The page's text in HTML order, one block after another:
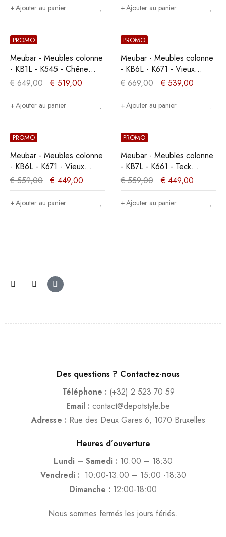
Ajouter au panier Ajouter au panier
PROMO
Meubar - Meubles colonne
- KB1L - K545 - Chêne
Millenium - 56x202x49cm
€649,00 € 519,00
Ajouter au panier
PROMO
Meubar - Meubles colonne
- KB6L - K671 - Vieux
teck/Noir mat -
834x162x50cm
€669,00 € 539,00
Ajouter au panier
PROMO
Meubar - Meubles colonne
- KB6L - K671 - Vieux
teck/Noir mat -
629x188x50cm
€559,00 € 449,00
Ajouter au panier
PROMO
Meubar - Meubles colonne
- KB7L - K661 - Teck
Orange/Noir -
70x189x50cm
€559,00 € 449,00
Ajouter au panier
Des questions ? Contactez-nous
Téléphone : (+32) 2 523 70 59
Email : contact@depotstyle.be
Adresse : Rue des Deux Gares 6, 1070 Bruxelles
Heures d’ouverture
Lundi – Samedi : 10:00 – 18:30
Vendredi : 10:00-13:00 – 15:00 -18:30
Dimanche : 12:00-18:00
Nous sommes fermés les jours fériés.